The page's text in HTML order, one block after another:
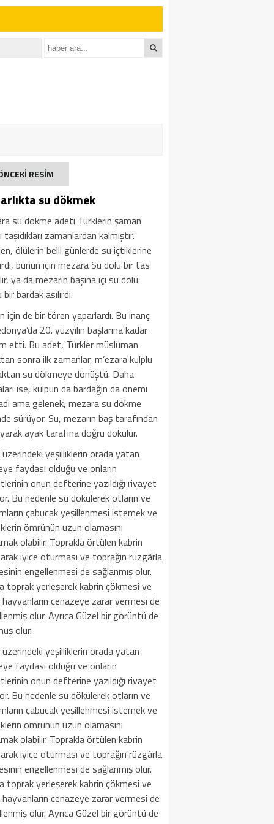
RESİM
su dökmek
su dökme adeti Türklerin şaman
taşıdıkları zamanlardan kalmıştır.
ölülerin belli günlerde su içtiklerine
bunun için mezara Su dolu bir tas
ya da mezarın başına içi su dolu
bardak asılırdı.
için de bir tören yaparlardı. Bu inanç
20. yüzyılın başlarına kadar
etti. Bu adet, Türkler müslüman
sonra ilk zamanlar, m’ezara kulplu
su dökmeye dönüştü. Daha
ise, kulpun da bardağın da önemi
ama gelenek, mezara su dökme
sürüyor. Su, mezarın baş tarafından
ayak tarafına doğru dökülür.
üzerindeki yeşilliklerin orada yatan
faydası olduğu ve onların
onun defterine yazıldığı rivayet
Bu nedenle su dökülerek otların ve
çabucak yeşillenmesi istemek ve
ömrünün uzun olamasını
olabilir. Toprakla örtülen kabrin
iyice oturması ve toprağın rüzgârla
engellenmesi de sağlanmış olur.
toprak yerleşerek kabrin çökmesi ve
cenazeye zarar vermesi de
olur. Ayrıca Güzel bir görüntü de
olur.
üzerindeki yeşilliklerin orada yatan
faydası olduğu ve onların
onun defterine yazıldığı rivayet
Bu nedenle su dökülerek otların ve
çabucak yeşillenmesi istemek ve
ömrünün uzun olamasını
olabilir. Toprakla örtülen kabrin
iyice oturması ve toprağın rüzgârla
engellenmesi de sağlanmış olur.
toprak yerleşerek kabrin çökmesi ve
cenazeye zarar vermesi de
olur. Ayrıca Güzel bir görüntü de